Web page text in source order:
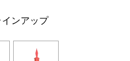
インアップ